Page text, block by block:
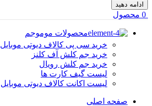
ادامه دهید
0 محصول
محصولات موموجم
خرید سی پی کالاف دیوتی موبایل
خرید جم کلش آف کلنز
خرید جم کلش رویال
لیست گیف کارت ها
لیست اکانت کالاف دیوتی موبایل
صفحه اصلی